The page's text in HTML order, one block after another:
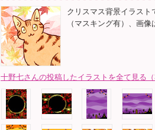
クリスマス背景イラス
（マスキング有）、画
十野七さんの投稿したイラストを全て見る（